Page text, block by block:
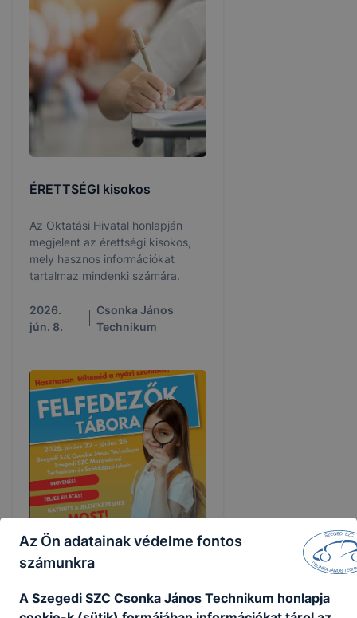
ÉRETTSÉGI kisokos
Az Oktatási Hivatal honlapján
megjelent az érettségi kisokos,
mely hasznos információkat
tartalmaz mindenki számára.
2026.
jún. 8.
Csonka János
Technikum
Felfedezők Tábora
Idén is lesz szünidei tábor a 6-7.
osztályosoknak.
Az Ön adatainak védelme fontos
számunkra
A Szegedi SZC Csonka János Technikum honlapja